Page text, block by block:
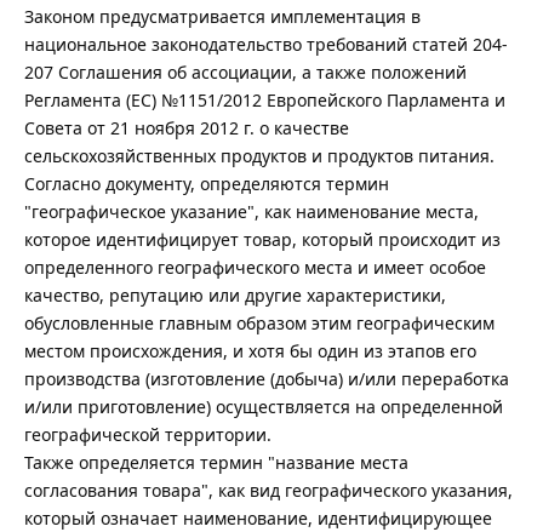
Законом предусматривается имплементация в
национальное законодательство требований статей 204-
207 Соглашения об ассоциации, а также положений
Регламента (ЕС) №1151/2012 Европейского Парламента и
Совета от 21 ноября 2012 г. о качестве
сельскохозяйственных продуктов и продуктов питания.
Согласно документу, определяются термин
"географическое указание", как наименование места,
которое идентифицирует товар, который происходит из
определенного географического места и имеет особое
качество, репутацию или другие характеристики,
обусловленные главным образом этим географическим
местом происхождения, и хотя бы один из этапов его
производства (изготовление (добыча) и/или переработка
и/или приготовление) осуществляется на определенной
географической территории.
Также определяется термин "название места
согласования товара", как вид географического указания,
который означает наименование, идентифицирующее